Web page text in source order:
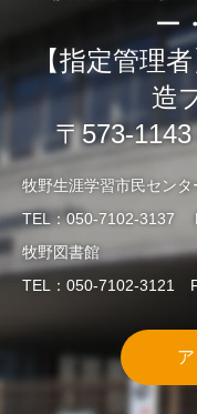
ー
【指定管理
造
〒573-
牧野生涯学習市民センタ
TEL：050-7102-3137
牧野図書館
TEL：050-7102-3121